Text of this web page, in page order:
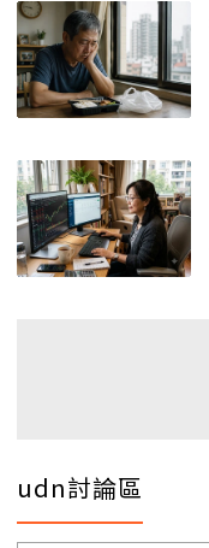
udn討論區